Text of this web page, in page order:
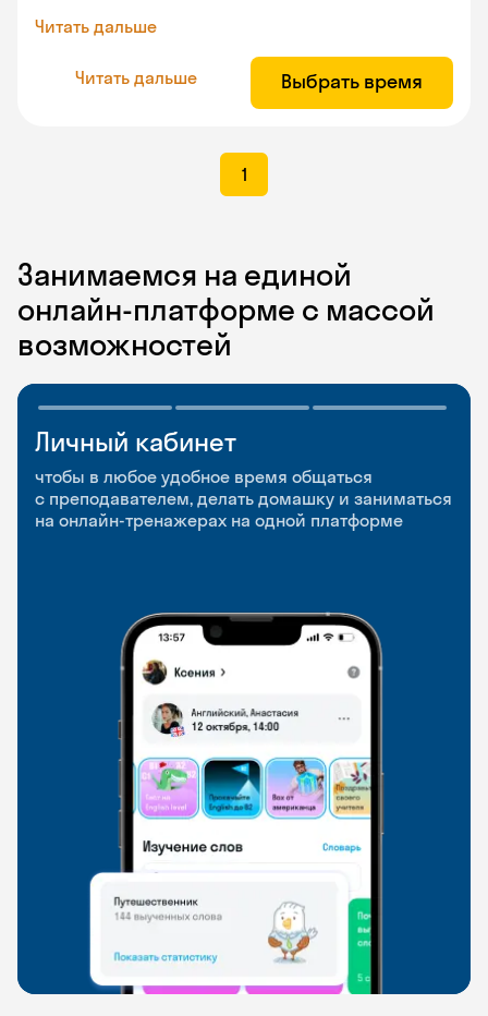
Читать дальше
Читать дальше Выбрать время
1
Занимаемся на единой
онлайн-платформе с массой
возможностей
Личный кабинет
чтобы в любое удобное время общаться
с преподавателем, делать домашку и заниматься
на онлайн-тренажерах на одной платформе
Мобильное
приложение
чтобы заниматься и изучать новые слова где
и когда удобно
Разговорные клубы
и Talks
Групповые занятия для разговорной практики
и индивидуальные встречи с преподавателями